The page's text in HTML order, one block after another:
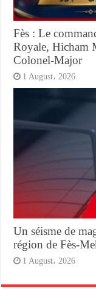
Fès : Le
Royale, Hicham
Colonel-Major
1 August، 2026
Un séisme de
région de Fès-
1 August، 2026